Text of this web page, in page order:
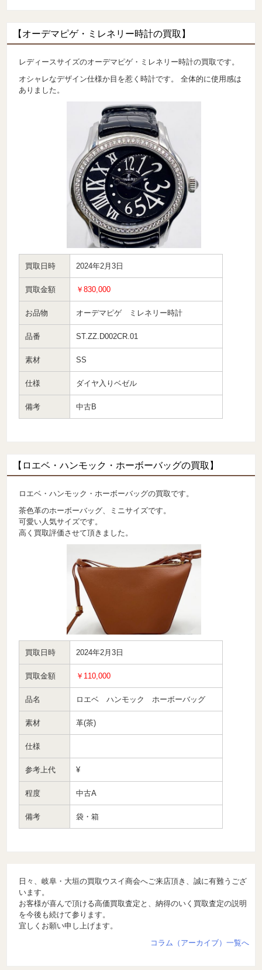
【オーデマピゲ・ミレネリー時計の買取】
レディースサイズのオーデマピゲ・ミレネリー時計の買取です。
オシャレなデザイン仕様か目を惹く時計です。 全体的に使用感は
ありました。
買取日時 2024年2月3日
買取金額 ￥830,000
お品物 オーデマピゲ ミレネリー時計
品番 ST.ZZ.D002CR.01
素材 SS
仕様 ダイヤ入りベゼル
備考 中古B
【ロエベ・ハンモック・ホーボーバッグの買取】
ロエベ・ハンモック・ホーボーバッグの買取です。
茶色革のホーボーバッグ、ミニサイズです。
可愛い人気サイズです。
高く買取評価させて頂きました。
買取日時 2024年2月3日
買取金額 ￥110,000
品名 ロエベ ハンモック ホーボーバッグ
素材 革(茶)
仕様
参考上代 ¥
程度 中古A
備考 袋・箱
日々、岐阜・大垣の買取ウスイ商会へご来店頂き、誠に有難うござ
います。
お客様が喜んで頂ける高価買取査定と、納得のいく買取査定の説明
を今後も続けて参ります。
宜しくお願い申し上げます。
コラム（アーカイブ）一覧へ